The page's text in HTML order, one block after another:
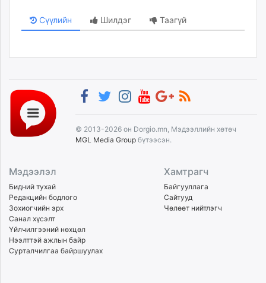
Сүүлийн Шилдэг Таагүй
© 2013-2026 он Dorgio.mn, Мэдээллийн хөтөч
MGL Media Group бүтээсэн.
Мэдээлэл
Бидний тухай
Редакцийн бодлого
Зохиогчийн эрх
Санал хүсэлт
Үйлчилгээний нөхцөл
Нээлттэй ажлын байр
Сурталчилгаа байршуулах
Хамтрагч
Байгууллага
Сайтууд
Чөлөөт нийтлэгч